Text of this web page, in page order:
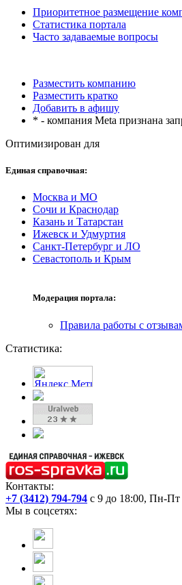
Приоритетное размещение
Статистика портала
Часто задаваемые вопросы
Разместить компанию
Разместить кратко
Добавить в афишу
* - компания Meta признана
Оптимизирован для
Единая справочная:
Москва и МО
Сочи и Краснодар
Казань и Татарстан
Ижевск и Удмуртия
Санкт-Петербург и ЛО
Севастополь и Крым
Модерация портала:
Правила работы с
Статистика:
Контакты:
+7 (3412) 794-794 с 9 до 18:00, Пн-Пт
Мы в соцсетях: